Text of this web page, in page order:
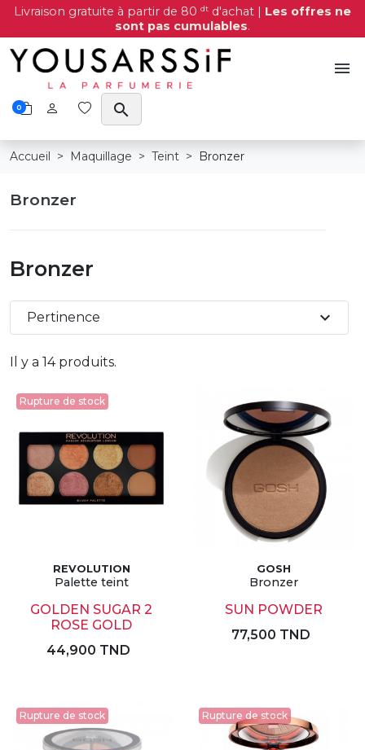
Livraison gratuite à partir de 80 dt d'achat | Les offres ne
sont pas cumulables.
menu
0 search
Accueil Maquillage Teint Bronzer
Bronzer
Bronzer
Il y a 14 produits.
Pertinence expand_more
Rupture de stock
REVOLUTION
Palette teint
GOLDEN SUGAR 2
ROSE GOLD
44,900 TND
GOSH
Bronzer
SUN POWDER
77,500 TND
Rupture de stock Rupture de stock